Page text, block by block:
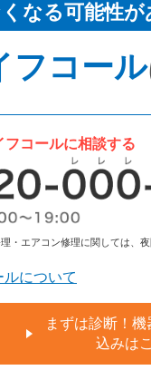
なる可能性が
フコール
フコールに相談する
・エアコン修理に関しては、
について
まずは診断！
込みは